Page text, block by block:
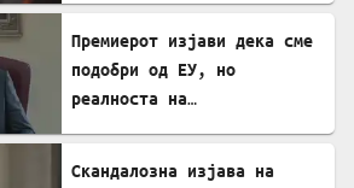
треска!
Премиерот изјави дека сме
подобри од ЕУ, но
реалноста на
Скандалозна изјава на